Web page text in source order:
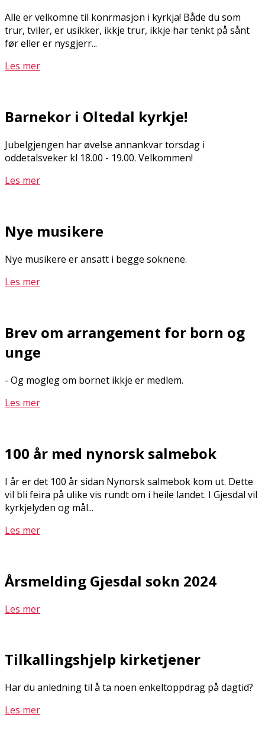
Alle er velkomne til konfirmasjon i kyrkja! Både du som
trur, tviler, er usikker, ikkje trur, ikkje har tenkt på sånt
før eller er nysgjerr...
Les mer
Barnekor i Oltedal kyrkje!
Jubelgjengen har øvelse annankvar torsdag i
oddetalsveker kl 18.00 - 19.00. Velkommen!
Les mer
Nye musikere
Nye musikere er ansatt i begge soknene.
Les mer
Brev om arrangement for born og
unge
- Og mogleg om bornet ikkje er medlem.
Les mer
100 år med nynorsk salmebok
I år er det 100 år sidan Nynorsk salmebok kom ut. Dette
vil bli feira på ulike vis rundt om i heile landet. I Gjesdal vil
kyrkjelyden og mål...
Les mer
Årsmelding Gjesdal sokn 2024
Les mer
Tilkallingshjelp kirketjener
Har du anledning til å ta noen enkeltoppdrag på dagtid?
Les mer